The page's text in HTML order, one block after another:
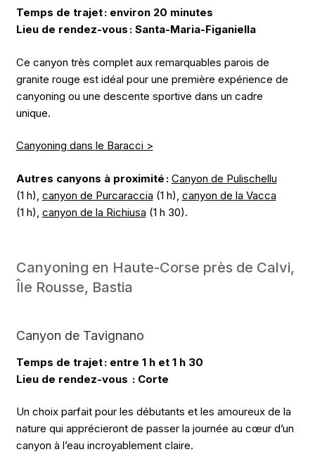
Temps de trajet : environ 20 minutes
Lieu de rendez-vous : Santa-Maria-Figaniella
Ce canyon très complet aux remarquables parois de
granite rouge est idéal pour une première expérience de
canyoning ou une descente sportive dans un cadre
unique.
Canyoning dans le Baracci >
Autres canyons à proximité : Canyon de Pulischellu
(1 h), canyon de Purcaraccia (1 h), canyon de la Vacca
(1 h), canyon de la Richiusa (1 h 30).
Canyoning en Haute-Corse près de Calvi,
Île Rousse, Bastia
Canyon de Tavignano
Temps de trajet : entre 1 h et 1 h 30
Lieu de rendez-vous : Corte
Un choix parfait pour les débutants et les amoureux de la
nature qui apprécieront de passer la journée au cœur d’un
canyon à l’eau incroyablement claire.